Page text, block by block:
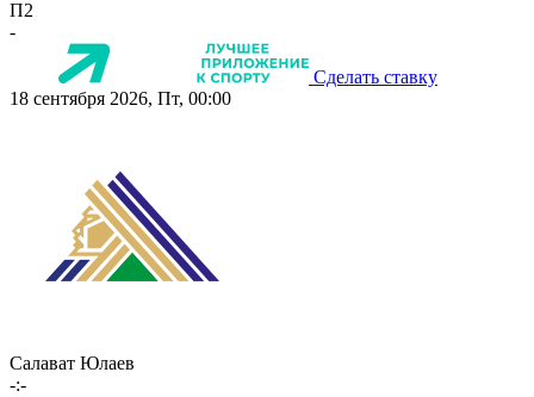
П2
-
Сделать ставку
18 сентября 2026, Пт, 00:00
Салават Юлаев
-:-